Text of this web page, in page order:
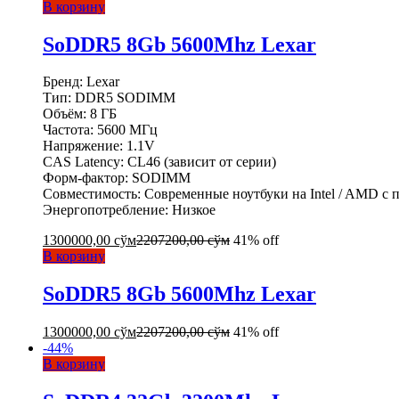
В корзину
SoDDR5 8Gb 5600Mhz Lexar
Бренд: Lexar
Тип: DDR5 SODIMM
Объём: 8 ГБ
Частота: 5600 МГц
Напряжение: 1.1V
CAS Latency: CL46 (зависит от серии)
Форм-фактор: SODIMM
Совместимость: Современные ноутбуки на Intel / AMD с
Энергопотребление: Низкое
1300000,00 сўм2207200,00сўм 41% off
В корзину
SoDDR5 8Gb 5600Mhz Lexar
1300000,00 сўм2207200,00сўм 41% off
-44%
В корзину